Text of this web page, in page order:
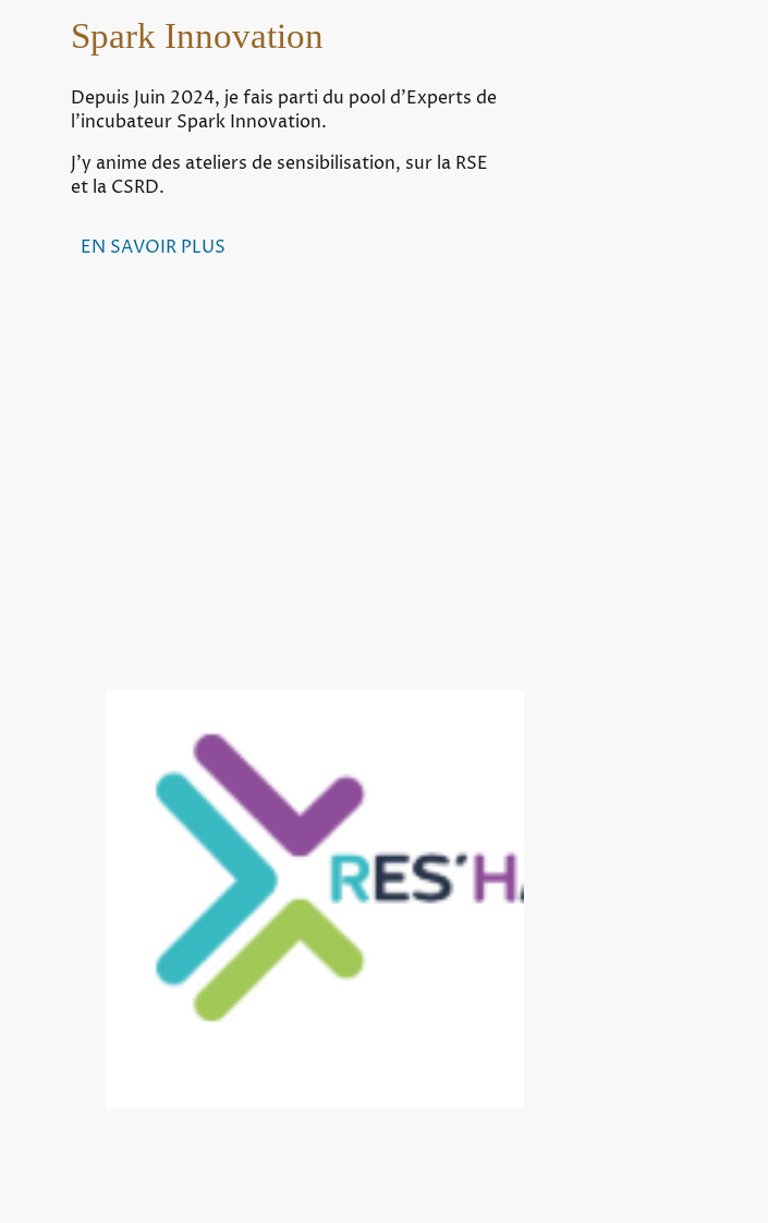
Spark Innovation
Depuis Juin 2024, je fais parti du pool d'Experts de
l'incubateur Spark Innovation.
J'y anime des ateliers de sensibilisation, sur la RSE
et la CSRD.
EN SAVOIR PLUS